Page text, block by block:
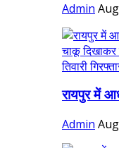
Admin
रायपुर में
Admin